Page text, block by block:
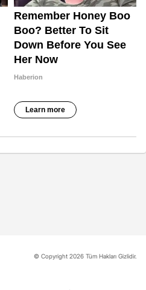
© Copyright 2026 Tüm Hakları Gizlidir.